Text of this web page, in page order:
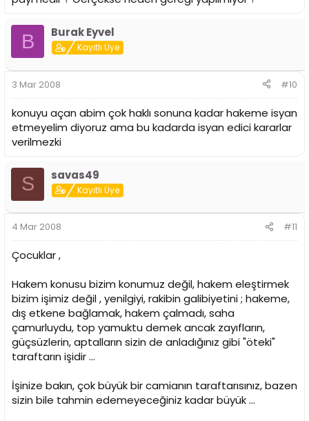
B Burak Eyvel
Kayıtlı Üye
3 Mar 2008 #10
konuyu açan abim çok haklı sonuna kadar hakeme isyan
etmeyelim diyoruz ama bu kadarda isyan edici kararlar
verilmezki
S savas49
Kayıtlı Üye
4 Mar 2008 #11
Çocuklar ,
Hakem konusu bizim konumuz değil, hakem eleştirmek
bizim işimiz değil , yenilgiyi, rakibin galibiyetini ; hakeme,
dış etkene bağlamak, hakem çalmadı, saha
çamurluydu, top yamuktu demek ancak zayıfların,
güçsüzlerin, aptalların sizin de anladığınız gibi "öteki"
taraftarın işidir ...
İşinize bakın, çok büyük bir camianın taraftarısınız, bazen
sizin bile tahmin edemeyeceğiniz kadar büyük ...